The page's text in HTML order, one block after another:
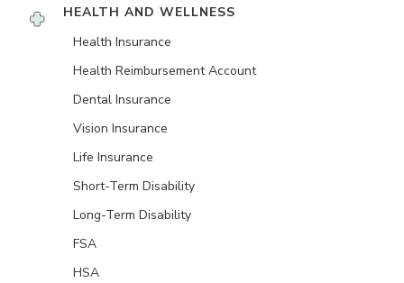
HEALTH AND WELLNESS
Health Insurance
Health Reimbursement Account
Dental Insurance
Vision Insurance
Life Insurance
Short-Term Disability
Long-Term Disability
FSA
HSA